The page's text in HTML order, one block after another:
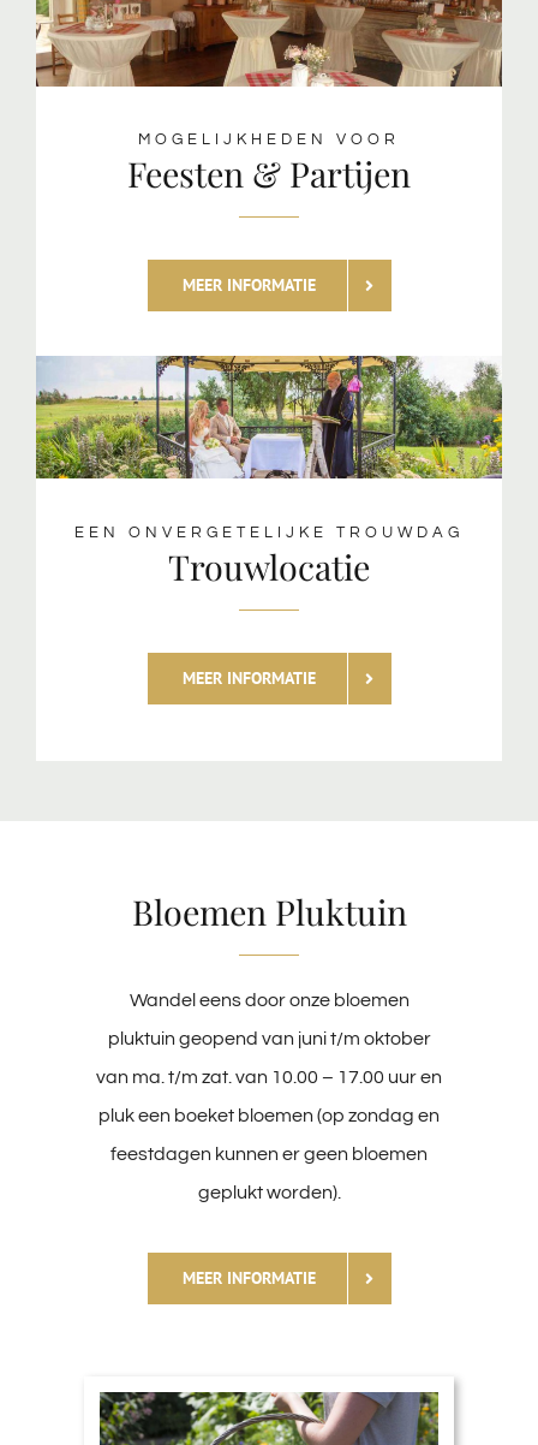
MOGELIJKHEDEN VOOR
Feesten & Partijen
MEER INFORMATIE
EEN ONVERGETELIJKE TROUWDAG
Trouwlocatie
MEER INFORMATIE
Bloemen Pluktuin
Wandel eens door onze bloemen
pluktuin geopend van juni t/m oktober
van ma. t/m zat. van 10.00 – 17.00 uur en
pluk een boeket bloemen (op zondag en
feestdagen kunnen er geen bloemen
geplukt worden).
MEER INFORMATIE